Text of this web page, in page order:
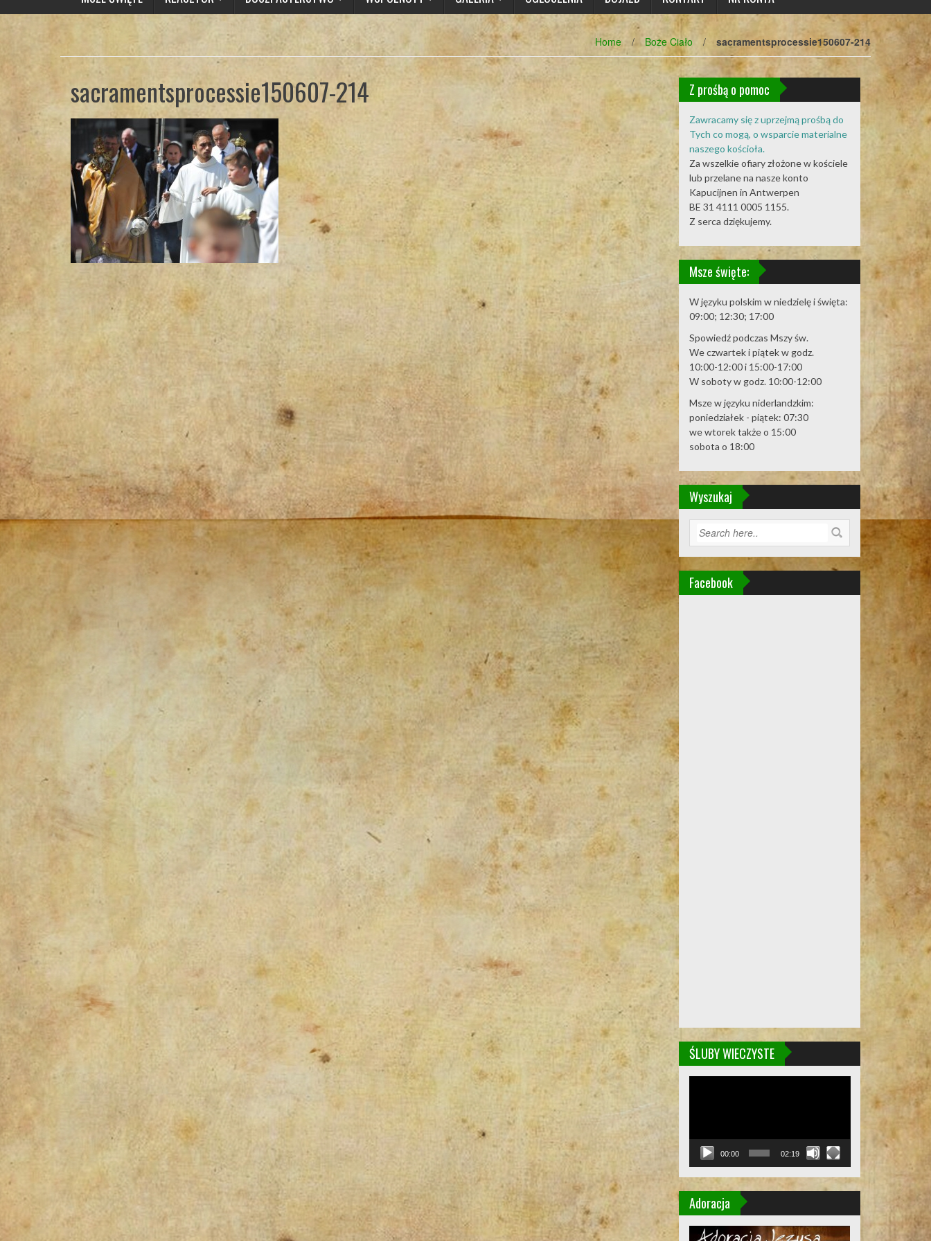
Home / Boże Ciało / sacramentsprocessie150607-214
sacramentsprocessie150607-214 Z prośbą o pomoc
Zawracamy się z uprzejmą prośbą do
Tych co mogą, o wsparcie materialne
naszego kościoła.
Za wszelkie ofiary złożone w kościele
lub przelane na nasze konto
Kapucijnen in Antwerpen
BE 31 4111 0005 1155.
Z serca dziękujemy.
Msze święte:
W języku polskim w niedzielę i święta:
09:00; 12:30; 17:00
Spowiedź podczas Mszy św.
We czwartek i piątek w godz.
10:00-12:00 i 15:00-17:00
W soboty w godz. 10:00-12:00
Msze w języku niderlandzkim:
poniedziałek - piątek: 07:30
we wtorek także o 15:00
sobota o 18:00
Wyszukaj
Facebook
ŚLUBY WIECZYSTE
00:00 02:19
Adoracja